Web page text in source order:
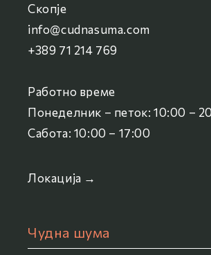
Скопје
info@cudnasuma.com
+389 71 214 769
Работно време
Понеделник – петок: 10:00 –
Сабота: 10:00 – 17:00
Локација →
Чудна шума